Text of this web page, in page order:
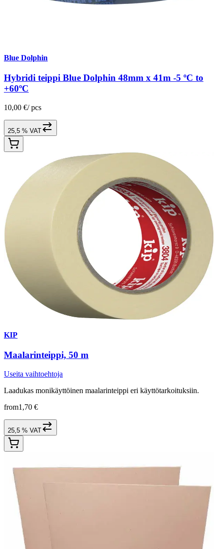
Blue Dolphin
Hybridi teippi Blue Dolphin 48mm x 41m -5 ºC to
+60ºC
10,00 €/ pcs
25,5 % VAT
KIP
Maalarinteippi, 50 m
Useita vaihtoehtoja
Laadukas monikäyttöinen maalarinteippi eri käyttötarkoituksiin.
from1,70 €
25,5 % VAT